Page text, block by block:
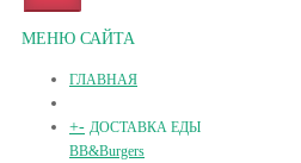
МЕНЮ САЙТА
ГЛАВНАЯ
+- ДОСТАВКА ЕДЫ
BB&Burgers